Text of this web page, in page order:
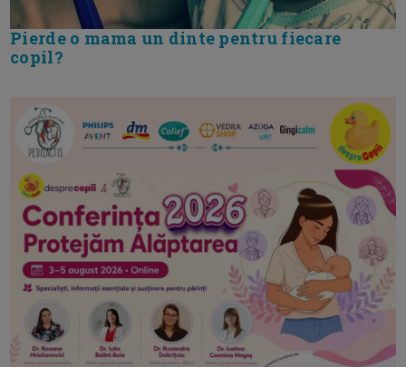
Pierde o mama un dinte pentru fiecare
copil?